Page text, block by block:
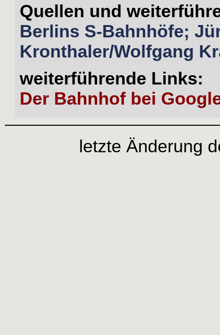
Quellen und
Berlins S-Bahnhöfe;
Kronthaler/Wolfgang
weiterführende Links:
Der Bahnhof bei
letzte Änderung